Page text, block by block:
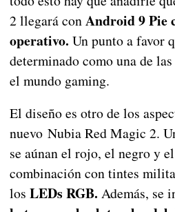
2 llegará conAndroid 9 Pie
operativo. Un punto a favor
determinado como una de
el mundo gaming.
El diseño es otro de los
nuevo Nubia Red Magic 2.
se aúnan el rojo, el negro y
combinación con tintes
los LEDs RGB. Además, se